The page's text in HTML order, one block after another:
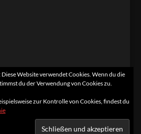
Website verwendet Cookies. Wenn du die
du der Verwendung von Cookies zu.
zur Kontrolle von Cookies, findest du